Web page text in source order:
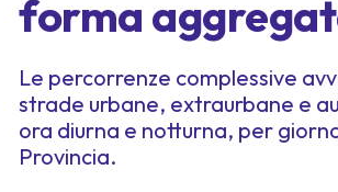
forma
Le percorrenze complessive
strade urbane, extraurbane e
ora diurna e notturna, per
Provincia.